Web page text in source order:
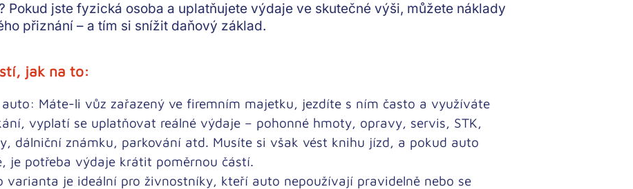
Pokud jste fyzická osoba a uplatňujete výdaje ve skutečné výši, můžete náklady
přiznání – a tím si snížit daňový základ.
jak na to:
Máte-li vůz zařazený ve firemním majetku, jezdíte s ním často a využíváte
vyplatí se uplatňovat reálné výdaje – pohonné hmoty, opravy, servis, STK,
dálniční známku, parkování atd. Musíte si však vést knihu jízd, a pokud auto
je potřeba výdaje krátit poměrnou částí.
varianta je ideální pro živnostníky, kteří auto nepoužívají pravidelně nebo se